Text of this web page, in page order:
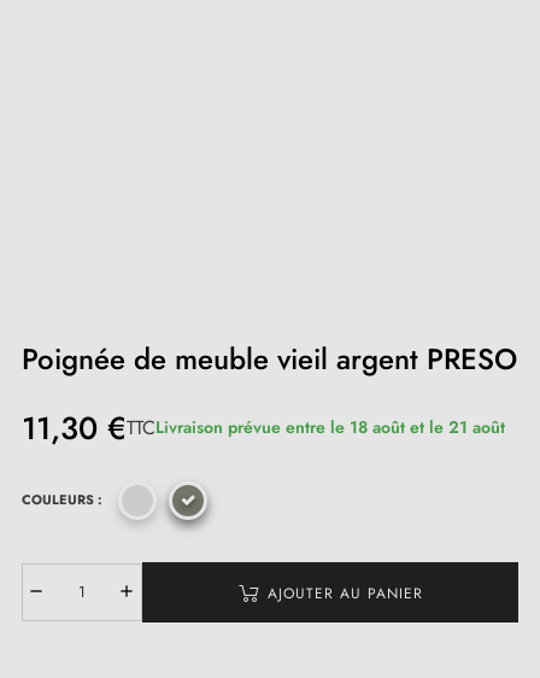
Poignée de meuble vieil argent PRESO
11,30 €TTCLivraison prévue entre le 18 août et le 21 août
COULEURS :
AJOUTER AU PANIER